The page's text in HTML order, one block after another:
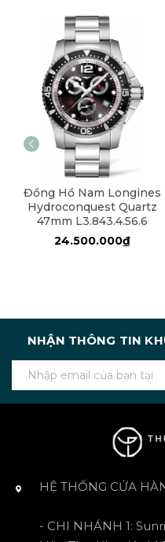
Đồng Hồ Nam Longines
Hydroconquest Quartz
47mm L3.843.4.56.6
24.500.000₫
NHẬN THÔNG TIN
HỆ THỐNG CỬA
- CHI NHÁNH 1: